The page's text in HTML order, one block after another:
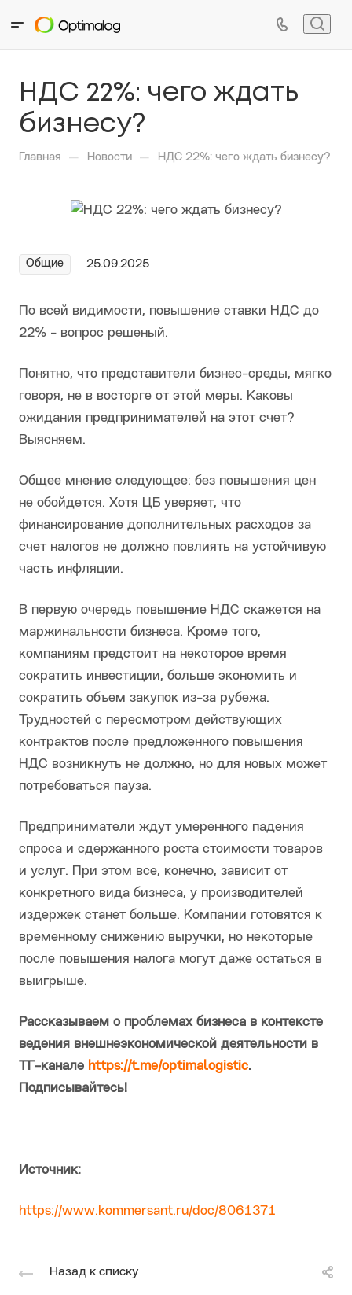
НДС 22%: чего ждать
бизнесу?
Главная — Новости — НДС 22%: чего ждать бизнесу?
Общие 25.09.2025
По всей видимости, повышение ставки НДС до
22% - вопрос решеный.
Понятно, что представители бизнес-среды, мягко
говоря, не в восторге от этой меры. Каковы
ожидания предпринимателей на этот счет?
Выясняем.
Общее мнение следующее: без повышения цен
не обойдется. Хотя ЦБ уверяет, что
финансирование дополнительных расходов за
счет налогов не должно повлиять на устойчивую
часть инфляции.
В первую очередь повышение НДС скажется на
маржинальности бизнеса. Кроме того,
компаниям предстоит на некоторое время
сократить инвестиции, больше экономить и
сократить объем закупок из-за рубежа.
Трудностей с пересмотром действующих
контрактов после предложенного повышения
НДС возникнуть не должно, но для новых может
потребоваться пауза.
Предприниматели ждут умеренного падения
спроса и сдержанного роста стоимости товаров
и услуг. При этом все, конечно, зависит от
конкретного вида бизнеса, у производителей
издержек станет больше. Компании готовятся к
временному снижению выручки, но некоторые
после повышения налога могут даже остаться в
выигрыше.
Рассказываем о проблемах бизнеса в контексте
ведения внешнеэкономической деятельности в
ТГ-канале https://t.me/optimalogistic.
Подписывайтесь!
Источник:
https://www.kommersant.ru/doc/8061371
Назад к списку